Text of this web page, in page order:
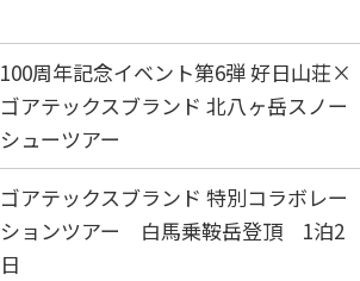
100周年記念イベント第6弾 好日山荘×
ゴアテックスブランド 北八ヶ岳スノー
シューツアー
ゴアテックスブランド 特別コラボレー
ションツアー 白馬乗鞍岳登頂 1泊2
日